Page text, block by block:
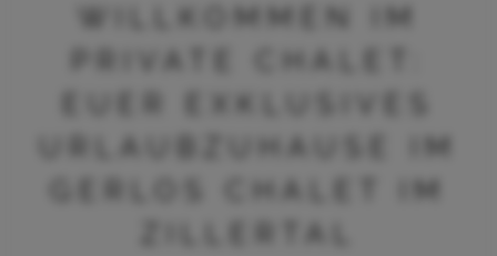
WILLKOMMEN IM
URLAUBZUHAUSE IM
GERLOS CHALET IM